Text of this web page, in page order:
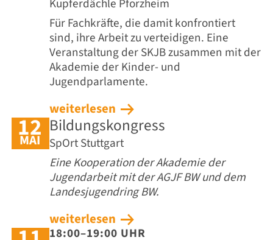
Kupferdächle Pforzheim
Für Fachkräfte, die damit konfrontiert
sind, ihre Arbeit zu verteidigen. Eine
Veranstaltung der SKJB zusammen mit der
Akademie der Kinder- und
Jugendparlamente.
weiterlesen
12
MAI
Bildungskongress
SpOrt Stuttgart
Eine Kooperation der Akademie der
Jugendarbeit mit der AGJF BW und dem
Landesjugendring BW.
weiterlesen
18:00–19:00 UHR